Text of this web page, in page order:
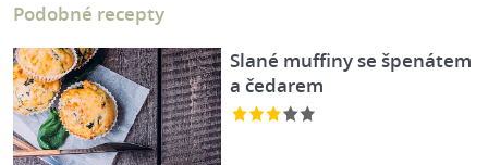
Podobné recepty
Slané muffiny se špenátem
a čedarem